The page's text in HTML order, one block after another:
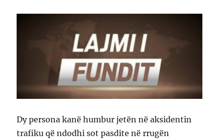
Dy persona kanë humbur jetën në aksidentin
trafiku që ndodhi sot pasdite në rrugën